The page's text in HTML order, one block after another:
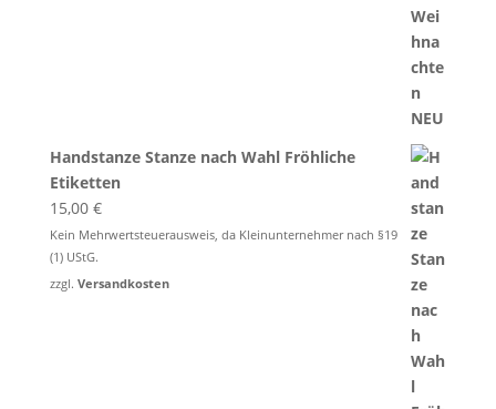
Handstanze Stanze nach Wahl Fröhliche
Etiketten
15,00 €
Kein Mehrwertsteuerausweis, da Kleinunternehmer nach §19
(1) UStG.
zzgl. Versandkosten